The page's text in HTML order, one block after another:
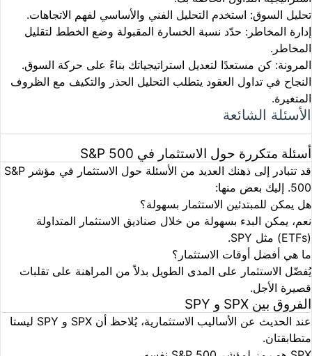
تحليل السوق: استخدم التحليل الفني والأساسي لفهم الاتجاهات.
إدارة المخاطر: حدّد نسبة الخسارة المقبولة وضع الخطط لتقليل
المخاطر.
المرونة: كن مستعدًا لتعديل استراتيجياتك بناءً على حركة السوق.
النجاح في تداول العقود يتطلب التحليل الحذر والتكيف مع الظروف
المتغيرة.
الأسئلة الشائعة
أسئلة متكررة حول الاستثمار في S&P 500
قد تتبادر إلى ذهنك العديد من الأسئلة حول الاستثمار في مؤشر S&P
500. إليك بعض منها:
هل يمكن للمبتدئين الاستثمار بسهولة؟
نعم، يمكن البدء بسهولة من خلال صناديق الاستثمار المتداولة
(ETFs) مثل SPY.
ما هي أفضل أوقات الاستثمار؟
يُفضّل الاستثمار على المدى الطويل بدلاً من المراهنة على تقلبات
قصيرة الأجل.
الفروق بين SPX و SPY
عند الحديث عن الأساليب الاستثمارية، يُلاحظ أن SPX و SPY ليستا
متطابقتان.